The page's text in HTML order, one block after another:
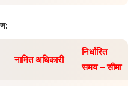
नामित अधिकारी
निर्धारित
समय – सीमा